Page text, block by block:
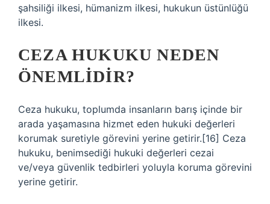
şahsiliği ilkesi, hümanizm ilkesi, hukukun üstünlüğü
ilkesi.
CEZA HUKUKU NEDEN
ÖNEMLIDIR?
Ceza hukuku, toplumda insanların barış içinde bir
arada yaşamasına hizmet eden hukuki değerleri
korumak suretiyle görevini yerine getirir.[16] Ceza
hukuku, benimsediği hukuki değerleri cezai
ve/veya güvenlik tedbirleri yoluyla koruma görevini
yerine getirir.